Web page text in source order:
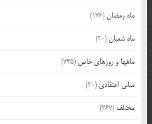
ماه رمضان(176)
ماه شعبان(20)
ماهها و روزهای خاص (745)
مبانی اعتقادی (20)
مختلف (367)